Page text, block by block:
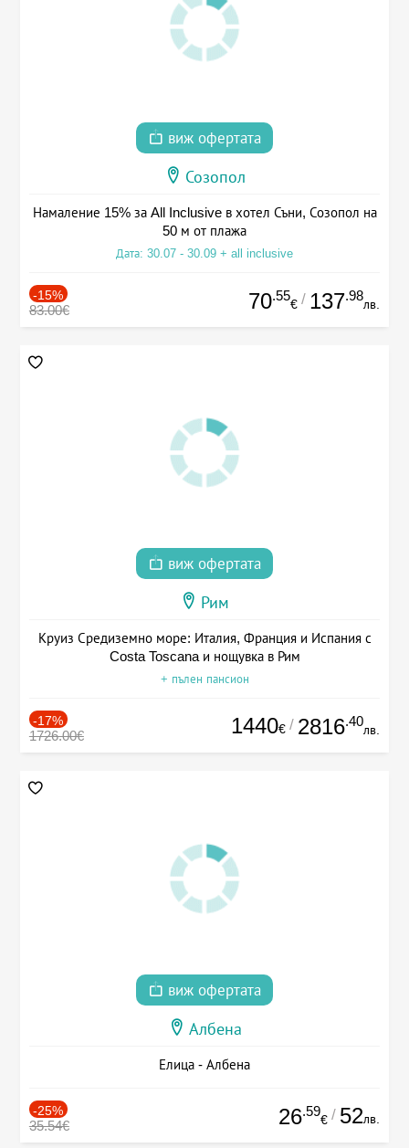
виж офертата
Созопол
Намаление 15% за All Inclusive в хотел Съни, Созопол на
50 м от плажа
Дата: 30.07 - 30.09 + all inclusive
-15%
83.00€ 70.55
€ / 137.98
лв.
виж офертата
Рим
Круиз Средиземно море: Италия, Франция и Испания с
Costa Toscana и нощувка в Рим
+ пълен пансион
-17%
1726.00€ 1440€ / 2816.40
лв.
виж офертата
Албена
Елица - Албена
-25%
35.54€ 26.59
€ / 52лв.